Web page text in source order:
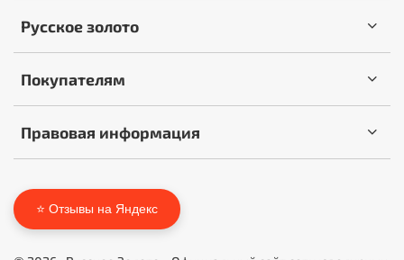
Русское золото
Покупателям
Правовая информация
⭐ Отзывы на Яндекс